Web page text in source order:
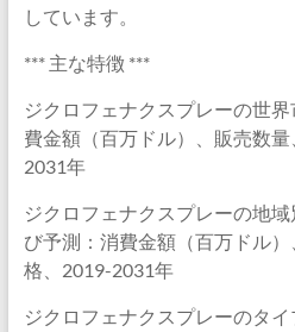
しています。
*** 主な特徴 ***
ジクロフェナクスプレーの世
費金額（百万ドル）、販売数
2031年
ジクロフェナクスプレーの地
び予測：消費金額（百万ドル
格、2019-2031年
ジクロフェナクスプレーのタ